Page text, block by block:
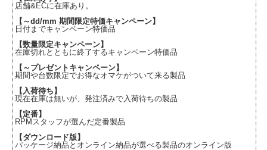
店舗&ECに在庫あり。
【～dd/mm 期間限定特価キャンペーン】
日付までキャンペーン特価品
【数量限定キャンペーン】
在庫切れとともに終了するキャンペーン特価品
【～プレゼントキャンペーン】
期間や台数限定でお得なオマケがついて来る製品
【入荷待ち】
現在在庫は無いが、発注済みで入荷待ちの製品
【定番】
RPMスタッフが選んだ定番製品
【ダウンロード版】
パッケージ納品とオンライン納品が選べる製品のオンライン版